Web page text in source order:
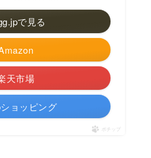
天市場
ョッピング
で見る
ポチップ